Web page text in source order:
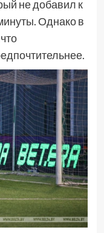
не добавил к
Однако в